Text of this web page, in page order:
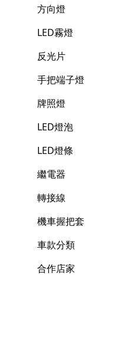
方向燈
LED霧燈
反光片
手把端子燈
牌照燈
LED燈泡
LED燈條
繼電器
轉接線
機車握把套
車款分類
合作店家